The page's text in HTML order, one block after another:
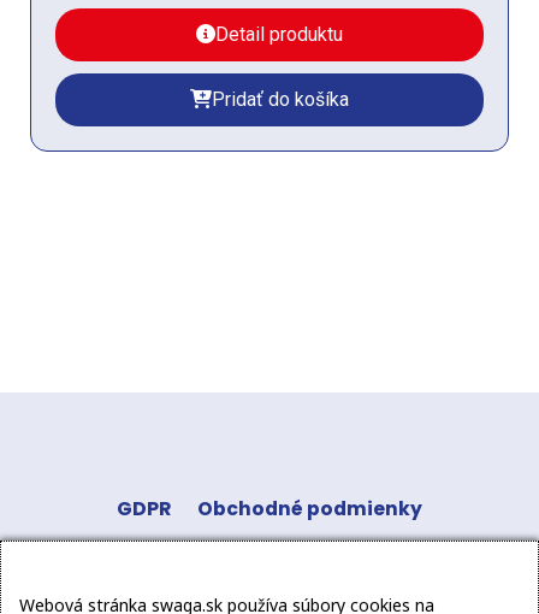
Detail produktu
Pridať do košíka
GDPR Obchodné podmienky
Sledujte
Webová stránka swaga.sk používa súbory cookies na